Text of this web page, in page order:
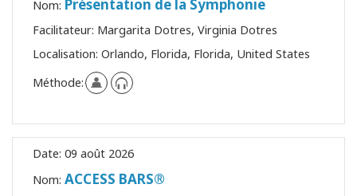
Nom: Présentation de la Symphonie
Facilitateur: Margarita Dotres, Virginia Dotres
Localisation: Orlando, Florida, Florida, United States
Méthode:
Date: 09 août 2026
Nom: ACCESS BARS®